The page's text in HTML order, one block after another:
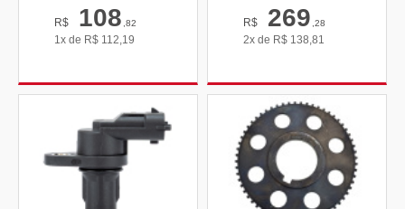
R$ 108,82
1x de R$ 112,19
R$ 269,28
2x de R$ 138,81